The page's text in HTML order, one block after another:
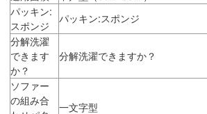
パッキン:
スポンジ
パッキン:スポンジ
分解洗濯
できます
か？
分解洗濯できますか？
ソファー
の組み合
一文字型